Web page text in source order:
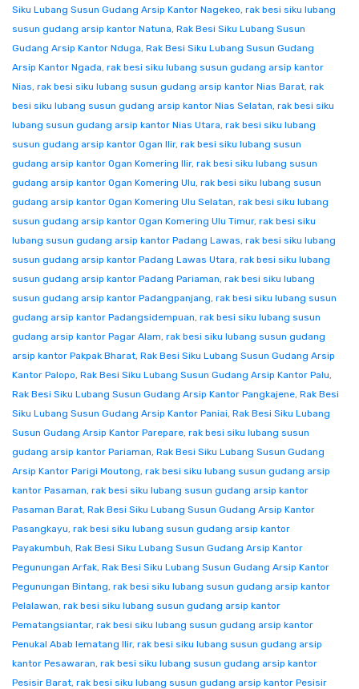
Siku Lubang Susun Gudang Arsip Kantor Nagekeo, rak besi siku lubang
susun gudang arsip kantor Natuna, Rak Besi Siku Lubang Susun
Gudang Arsip Kantor Nduga, Rak Besi Siku Lubang Susun Gudang
Arsip Kantor Ngada, rak besi siku lubang susun gudang arsip kantor
Nias, rak besi siku lubang susun gudang arsip kantor Nias Barat, rak
besi siku lubang susun gudang arsip kantor Nias Selatan, rak besi siku
lubang susun gudang arsip kantor Nias Utara, rak besi siku lubang
susun gudang arsip kantor Ogan Ilir, rak besi siku lubang susun
gudang arsip kantor Ogan Komering Ilir, rak besi siku lubang susun
gudang arsip kantor Ogan Komering Ulu, rak besi siku lubang susun
gudang arsip kantor Ogan Komering Ulu Selatan, rak besi siku lubang
susun gudang arsip kantor Ogan Komering Ulu Timur, rak besi siku
lubang susun gudang arsip kantor Padang Lawas, rak besi siku lubang
susun gudang arsip kantor Padang Lawas Utara, rak besi siku lubang
susun gudang arsip kantor Padang Pariaman, rak besi siku lubang
susun gudang arsip kantor Padangpanjang, rak besi siku lubang susun
gudang arsip kantor Padangsidempuan, rak besi siku lubang susun
gudang arsip kantor Pagar Alam, rak besi siku lubang susun gudang
arsip kantor Pakpak Bharat, Rak Besi Siku Lubang Susun Gudang Arsip
Kantor Palopo, Rak Besi Siku Lubang Susun Gudang Arsip Kantor Palu,
Rak Besi Siku Lubang Susun Gudang Arsip Kantor Pangkajene, Rak Besi
Siku Lubang Susun Gudang Arsip Kantor Paniai, Rak Besi Siku Lubang
Susun Gudang Arsip Kantor Parepare, rak besi siku lubang susun
gudang arsip kantor Pariaman, Rak Besi Siku Lubang Susun Gudang
Arsip Kantor Parigi Moutong, rak besi siku lubang susun gudang arsip
kantor Pasaman, rak besi siku lubang susun gudang arsip kantor
Pasaman Barat, Rak Besi Siku Lubang Susun Gudang Arsip Kantor
Pasangkayu, rak besi siku lubang susun gudang arsip kantor
Payakumbuh, Rak Besi Siku Lubang Susun Gudang Arsip Kantor
Pegunungan Arfak, Rak Besi Siku Lubang Susun Gudang Arsip Kantor
Pegunungan Bintang, rak besi siku lubang susun gudang arsip kantor
Pelalawan, rak besi siku lubang susun gudang arsip kantor
Pematangsiantar, rak besi siku lubang susun gudang arsip kantor
Penukal Abab lematang Ilir, rak besi siku lubang susun gudang arsip
kantor Pesawaran, rak besi siku lubang susun gudang arsip kantor
Pesisir Barat, rak besi siku lubang susun gudang arsip kantor Pesisir